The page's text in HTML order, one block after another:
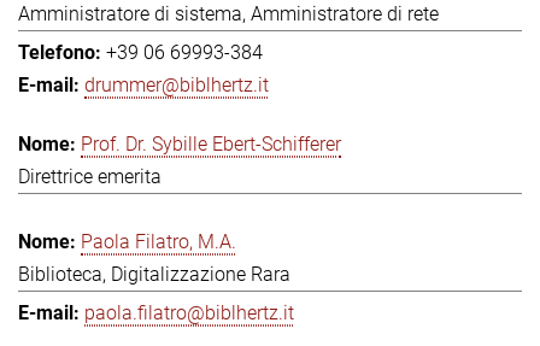
Amministratore di sistema, Amministratore di rete
+39 06 69993-384
drummer@biblhertz.it
Prof. Dr. Sybille Ebert-Schifferer
Direttrice emerita
Paola Filatro, M.A.
Biblioteca, Digitalizzazione Rara
paola.filatro@biblhertz.it